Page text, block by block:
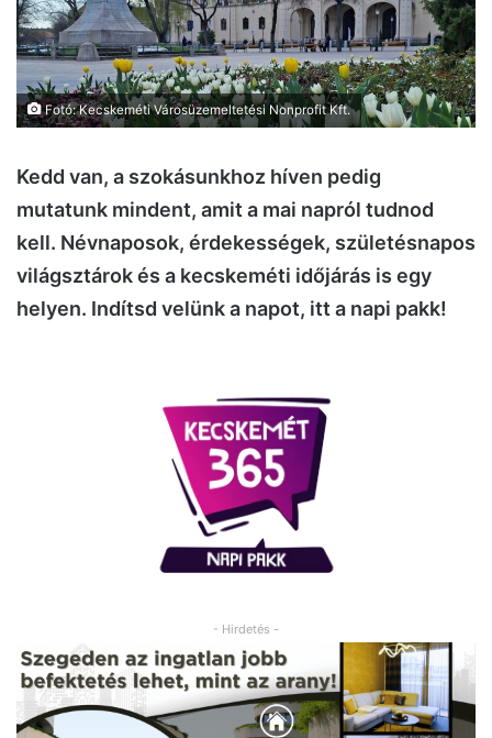
Fotó: Kecskeméti Városüzemeltetési Nonprofit Kft.
Kedd van, a szokásunkhoz híven pedig
mutatunk mindent, amit a mai napról tudnod
kell. Névnaposok, érdekességek, születésnapos
világsztárok és a kecskeméti időjárás is egy
helyen. Indítsd velünk a napot, itt a napi pakk!
- Hirdetés -